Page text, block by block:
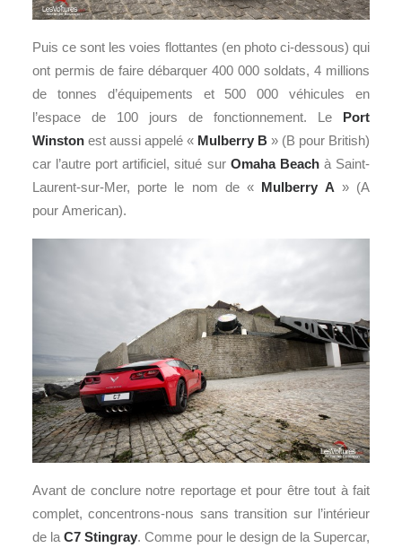
Puis ce sont les voies flottantes (en photo ci-dessous) qui
ont permis de faire débarquer 400 000 soldats, 4 millions
de tonnes d’équipements et 500 000 véhicules en
l’espace de 100 jours de fonctionnement. Le Port
Winston est aussi appelé « Mulberry B » (B pour British)
car l’autre port artificiel, situé sur Omaha Beachà Saint-
Laurent-sur-Mer, porte le nom de « Mulberry A » (A
pour American).
Avant de conclure notre reportage et pour être tout à fait
complet, concentrons-nous sans transition sur l’intérieur
de laC7 Stingray. Comme pour le design de la Supercar,